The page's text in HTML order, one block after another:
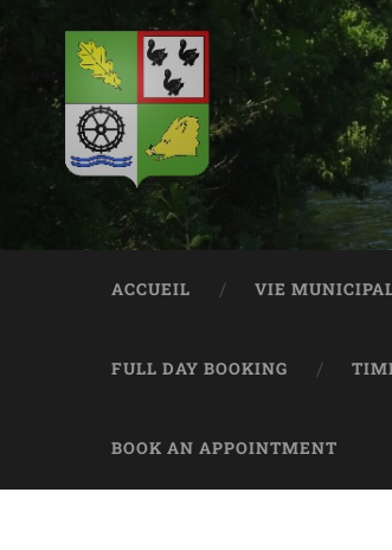
ACCUEIL VIE
FULL DAY BOOKING
BOOK AN APPOINTMENT